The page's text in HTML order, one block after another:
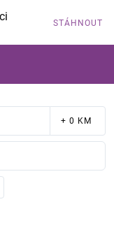
STÁHNOUT
+ 0 KM